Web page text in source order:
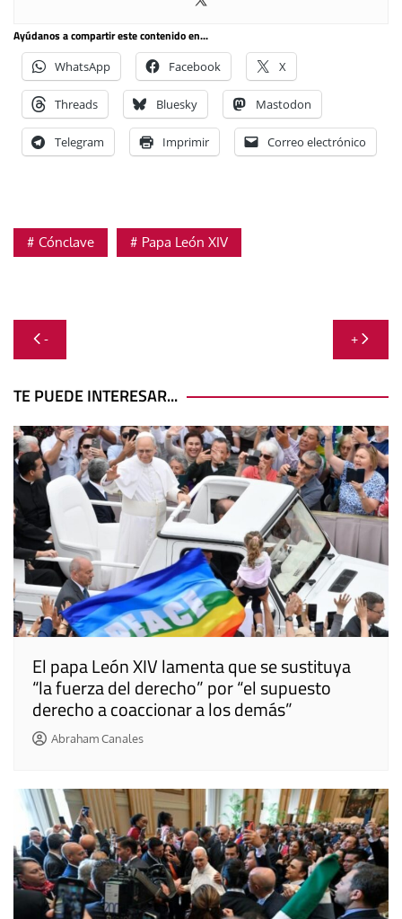
Ayúdanos a compartir este contenido en...
WhatsApp Facebook X
Threads Bluesky Mastodon
Telegram Imprimir Correo electrónico
Cónclave Papa León XIV
Navegación
de
entradas
- +
TE PUEDE INTERESAR...
El papa León XIV lamenta que se sustituya
“la fuerza del derecho” por “el supuesto
derecho a coaccionar a los demás”
Abraham Canales